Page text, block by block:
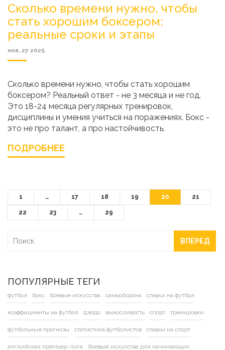
Сколько времени нужно, чтобы
стать хорошим боксером:
реальные сроки и этапы
ноя, 27 2025
Сколько времени нужно, чтобы стать хорошим
боксером? Реальный ответ - не 3 месяца и не год.
Это 18-24 месяца регулярных тренировок,
дисциплины и умения учиться на поражениях. Бокс -
это не про талант, а про настойчивость.
ПОДРОБНЕЕ
1 … 17 18 19 20 21
22 23 … 29
ВПЕРЕД
ПОПУЛЯРНЫЕ ТЕГИ
футбол бокс боевые искусства самооборона ставки на футбол
коэффициенты на футбол дзюдо выносливость спорт тренировки
футбольные прогнозы статистика футболистов ставки на спорт
английская премьер-лига боевые искусства для начинающих